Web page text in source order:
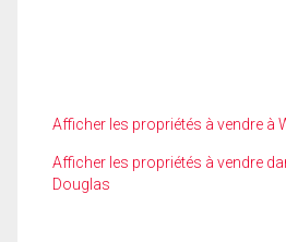
Afficher les propriétés à vendre à
Afficher les propriétés à vendre
Douglas